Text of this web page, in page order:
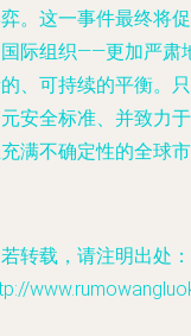
。这一事件最终将
际组织——更加严肃
、可持续的平衡。
安全标准、并致力
满不确定性的全球市
转载，请注明出处：